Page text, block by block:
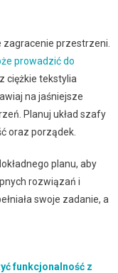
zagracenie przestrzeni.
prowadzić do
ciężkie tekstylia
na jaśniejsze
Planuj układ szafy
oraz porządek.
planu, aby
rozwiązań i
swoje zadanie, a
funkcjonalność z